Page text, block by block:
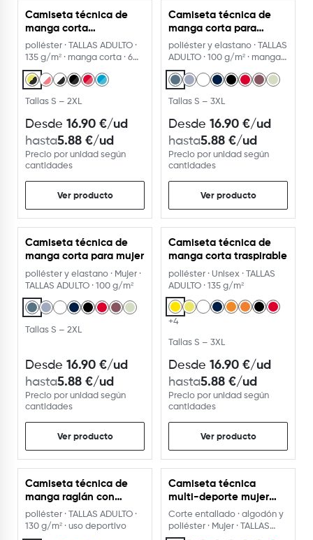
Camiseta técnica de
manga corta
COMBINADA
poliéster · TALLAS ADULTO ·
135 g/m² · manga corta · 6
colores
Tallas S – 2XL
Desde 16.90 €/ud
hasta5.88 €/ud
Precio por unidad según
cantidades
Ver producto
Camiseta técnica de
manga corta para
hombre.
poliéster y elastano · TALLAS
ADULTO · 100 g/m² · manga
corta
Tallas S – 3XL
Desde 16.90 €/ud
hasta5.88 €/ud
Precio por unidad según
cantidades
Ver producto
Camiseta técnica de
manga corta para mujer
poliéster y elastano · Mujer ·
TALLAS ADULTO · 100 g/m²
Tallas S – 2XL
Desde 16.90 €/ud
hasta5.88 €/ud
Precio por unidad según
cantidades
Ver producto
Camiseta técnica de
manga corta traspirable
poliéster · Unisex · TALLAS
ADULTO · 135 g/m²
+4
Tallas S – 3XL
Desde 16.90 €/ud
hasta5.88 €/ud
Precio por unidad según
cantidades
Ver producto
Camiseta técnica de
manga raglán con
lateral sublimado
poliéster · TALLAS ADULTO ·
130 g/m² · uso deportivo
Camiseta técnica
multi-deporte mujer
manga corta ranglan
Corte entallado · algodón y
poliéster · Mujer · TALLAS
ADULTO